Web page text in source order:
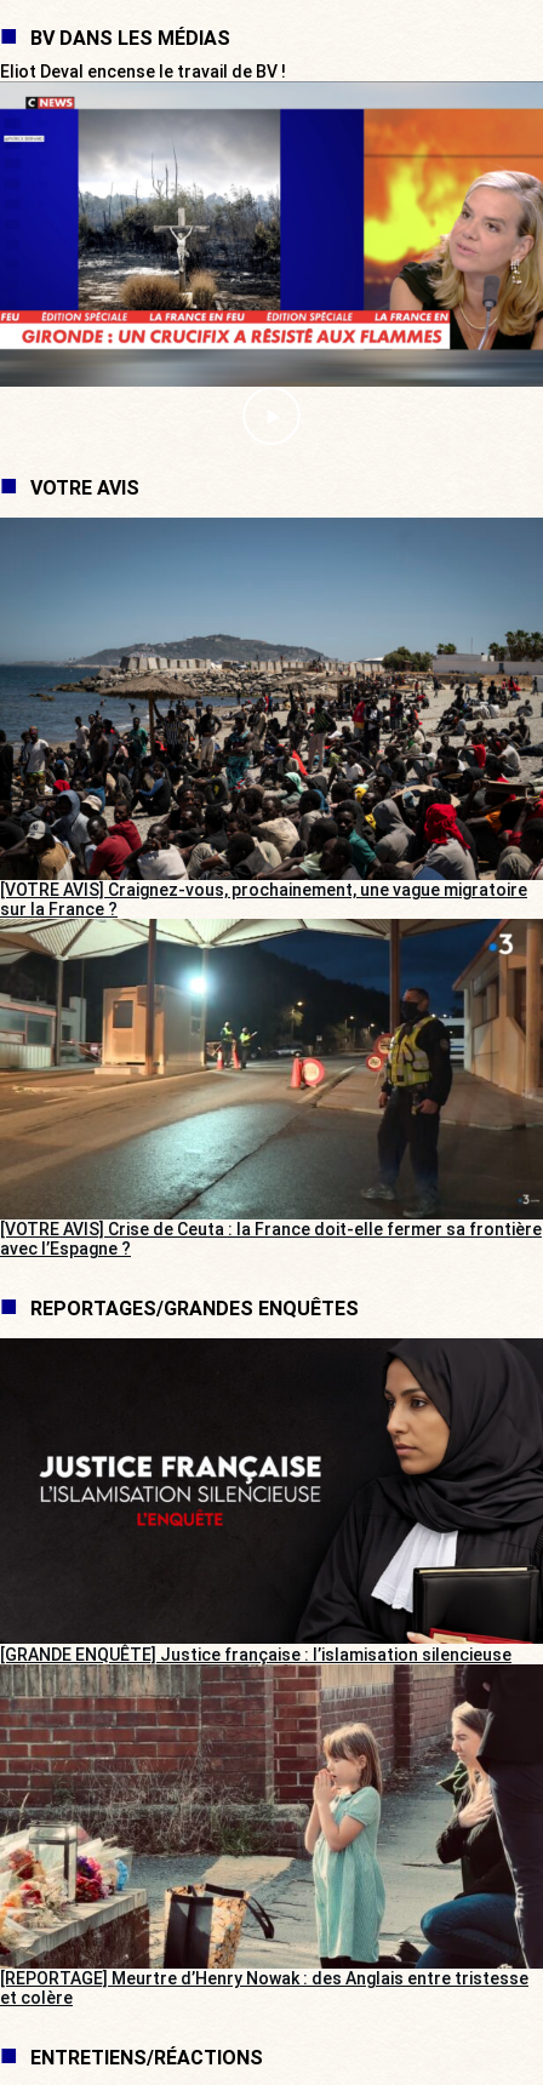
BV DANS LES MÉDIAS
Eliot Deval encense le travail de BV !
VOTRE AVIS
[VOTRE AVIS] Craignez-vous, prochainement, une vague migratoire
sur la France ?
[VOTRE AVIS] Crise de Ceuta : la France doit-elle fermer sa frontière
avec l’Espagne ?
REPORTAGES/GRANDES ENQUÊTES
[GRANDE ENQUÊTE] Justice française : l’islamisation silencieuse
[REPORTAGE] Meurtre d’Henry Nowak : des Anglais entre tristesse
et colère
ENTRETIENS/RÉACTIONS